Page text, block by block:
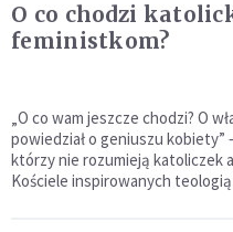
O co chodzi
feministkom?
„O co wam jeszcze chodzi? O
powiedział o geniuszu kobiety”
którzy nie rozumieją katoliczek
Kościele inspirowanych